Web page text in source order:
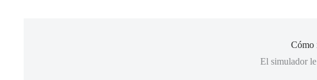
Cómo
El simulador